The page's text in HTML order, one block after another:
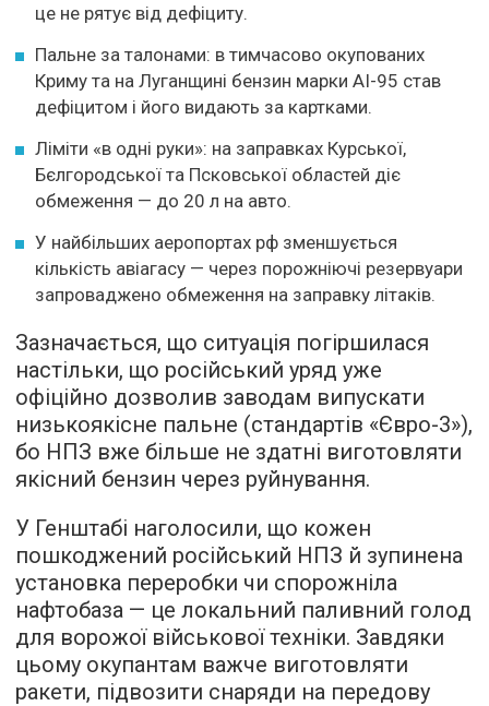
це не рятує від дефіциту.
Пальне за талонами: в тимчасово окупованих
Криму та на Луганщині бензин марки АІ-95 став
дефіцитом і його видають за картками.
Ліміти «в одні руки»: на заправках Курської,
Бєлгородської та Псковської областей діє
обмеження — до 20 л на авто.
У найбільших аеропортах рф зменшується
кількість авіагасу — через порожніючі резервуари
запроваджено обмеження на заправку літаків.
Зазначається, що ситуація погіршилася
настільки, що російський уряд уже
офіційно дозволив заводам випускати
низькоякісне пальне (стандартів «Євро-3»),
бо НПЗ вже більше не здатні виготовляти
якісний бензин через руйнування.
У Генштабі наголосили, що кожен
пошкоджений російський НПЗ й зупинена
установка переробки чи спорожніла
нафтобаза — це локальний паливний голод
для ворожої військової техніки. Завдяки
цьому окупантам важче виготовляти
ракети, підвозити снаряди на передову